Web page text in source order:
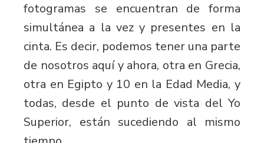
fotogramas se encuentran de forma
simultánea a la vez y presentes en la
cinta. Es decir, podemos tener una parte
de nosotros aquí y ahora, otra en Grecia,
otra en Egipto y 10 en la Edad Media, y
todas, desde el punto de vista del Yo
Superior, están sucediendo al mismo